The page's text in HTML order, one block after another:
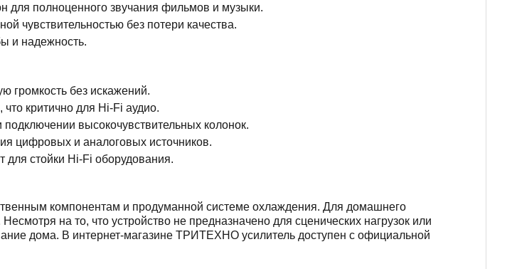
для полноценного звучания фильмов и музыки.
чувствительностью без потери качества.
и надежность.
громкость без искажений.
критично для Hi-Fi аудио.
высокочувствительных колонок.
цифровых и аналоговых источников.
стойки Hi-Fi оборудования.
компонентам и продуманной системе охлаждения. Для домашнего
на то, что устройство не предназначено для сценических нагрузок или
дома. В интернет-магазине ТРИТЕХНО усилитель доступен с официальной